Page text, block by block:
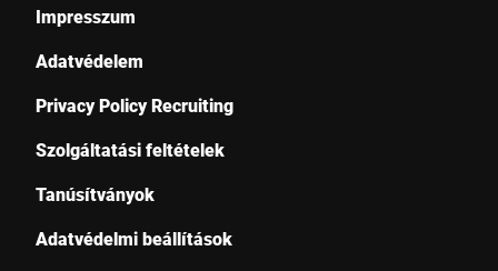
Impresszum
Adatvédelem
Privacy Policy Recruiting
Szolgáltatási feltételek
Tanúsítványok
Adatvédelmi beállítások